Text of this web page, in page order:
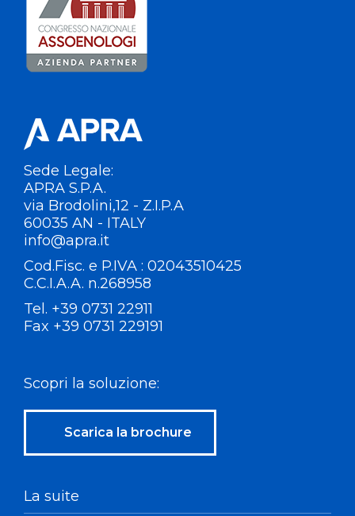
Sede Legale:
APRA S.P.A.
via Brodolini,12 - Z.I.P.A
60035 AN - ITALY
info@apra.it
Cod.Fisc. e P.IVA : 02043510425
C.C.I.A.A. n.268958
Tel. +39 0731 22911
Fax +39 0731 229191
Scopri la soluzione:
Scarica la brochure
La suite